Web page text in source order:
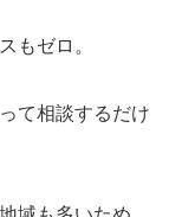
もゼロ。
て相談するだけ